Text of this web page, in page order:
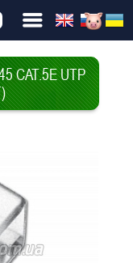
CAT.5E UTP